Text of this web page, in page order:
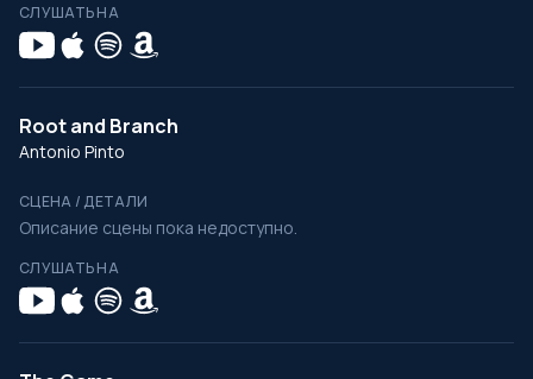
СЛУШАТЬ НА
Root and Branch
Antonio Pinto
СЦЕНА / ДЕТАЛИ
Описание сцены пока недоступно.
СЛУШАТЬ НА